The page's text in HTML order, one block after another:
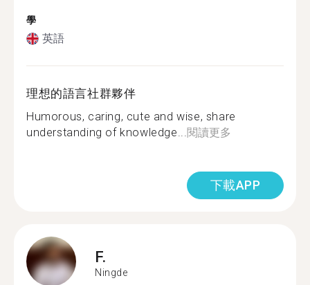
學
英語
理想的語言社群夥伴
Humorous, caring, cute and wise, share
understanding of knowledge...閱讀更多
下載APP
F.
Ningde